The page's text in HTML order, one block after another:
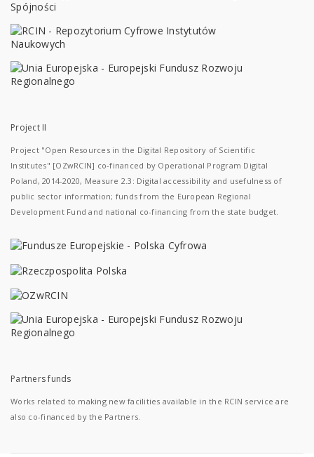
Project II
Project "Open Resources in the Digital Repository of Scientific
Institutes" [OZwRCIN] co-financed by Operational Program Digital
Poland, 2014-2020, Measure 2.3: Digital accessibility and usefulness of
public sector information; funds from the European Regional
Development Fund and national co-financing from the state budget.
Partners funds
Works related to making new facilities available in the RCIN service are
also co-financed by the Partners.